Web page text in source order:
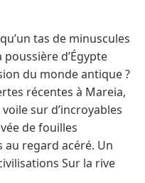
tas de minuscules
d’Égypte
du monde antique ?
récentes à Mareia,
sur d’incroyables
de fouilles
au regard acéré. Un
Sur la rive